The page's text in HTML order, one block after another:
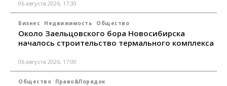
06 августа 2026, 17:30
Бизнес Недвижимость Общество
Около Заельцовского бора Новосибирска
началось строительство термального комплекса
06 августа 2026, 17:00
Общество Право&Порядок